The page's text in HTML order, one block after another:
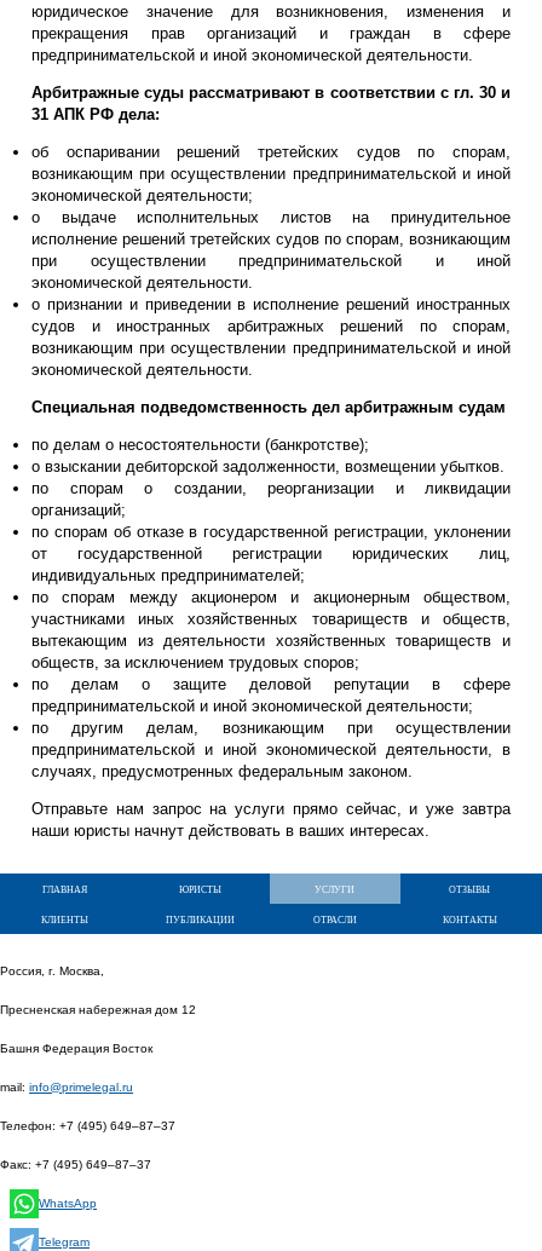
юридическое значение для возникновения, изменения и
прекращения прав организаций и граждан в сфере
предпринимательской и иной экономической деятельности.
Арбитражные суды рассматривают в соответствии с гл. 30 и
31 АПК РФ дела:
об оспаривании решений третейских судов по спорам,
возникающим при осуществлении предпринимательской и иной
экономической деятельности;
о выдаче исполнительных листов на принудительное
исполнение решений третейских судов по спорам, возникающим
при осуществлении предпринимательской и иной
экономической деятельности.
о признании и приведении в исполнение решений иностранных
судов и иностранных арбитражных решений по спорам,
возникающим при осуществлении предпринимательской и иной
экономической деятельности.
Специальная подведомственность дел арбитражным судам
по делам о несостоятельности (банкротстве);
о взыскании дебиторской задолженности, возмещении убытков.
по спорам о создании, реорганизации и ликвидации
организаций;
по спорам об отказе в государственной регистрации, уклонении
от государственной регистрации юридических лиц,
индивидуальных предпринимателей;
по спорам между акционером и акционерным обществом,
участниками иных хозяйственных товариществ и обществ,
вытекающим из деятельности хозяйственных товариществ и
обществ, за исключением трудовых споров;
по делам о защите деловой репутации в сфере
предпринимательской и иной экономической деятельности;
по другим делам, возникающим при осуществлении
предпринимательской и иной экономической деятельности, в
случаях, предусмотренных федеральным законом.
Отправьте нам запрос на услуги прямо сейчас, и уже завтра
наши юристы начнут действовать в ваших интересах.
главная юристы услуги
отзывы
клиенты
публикации отрасли контакты
Россия, г. Москва,
Пресненская набережная дом 12
Башня Федерация Восток
mail: info@primelegal.ru
Телефон: +7 (495) 649–87–37
Факс: +7 (495) 649–87–37
WhatsApp
Telegram